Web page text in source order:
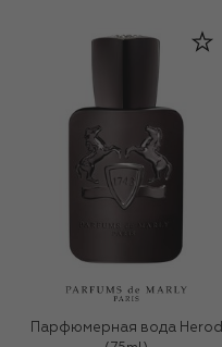
Парфюмерная вода Herod